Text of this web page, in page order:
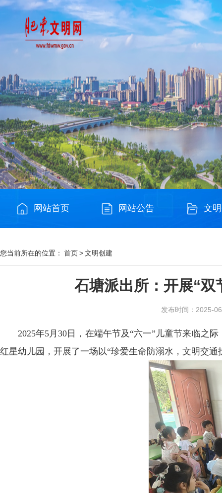
网站首页 网站公告 文
您当前所在的位置： 首页>文明创建
石塘派出所：开展“
发布时间：2025-
2025年5月30日，在端午节及“六一”儿童节来临之
红星幼儿园，开展了一场以“珍爱生命防溺水，文明交